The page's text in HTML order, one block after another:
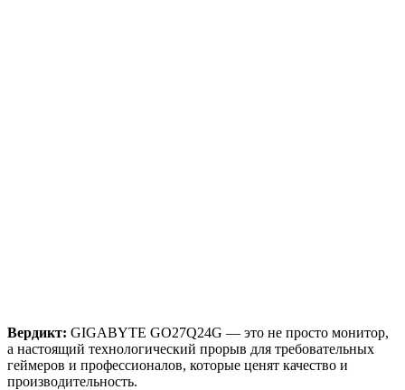
Вердикт: GIGABYTE GO27Q24G — это не просто монитор,
а настоящий технологический прорыв для требовательных
геймеров и профессионалов, которые ценят качество и
производительность.